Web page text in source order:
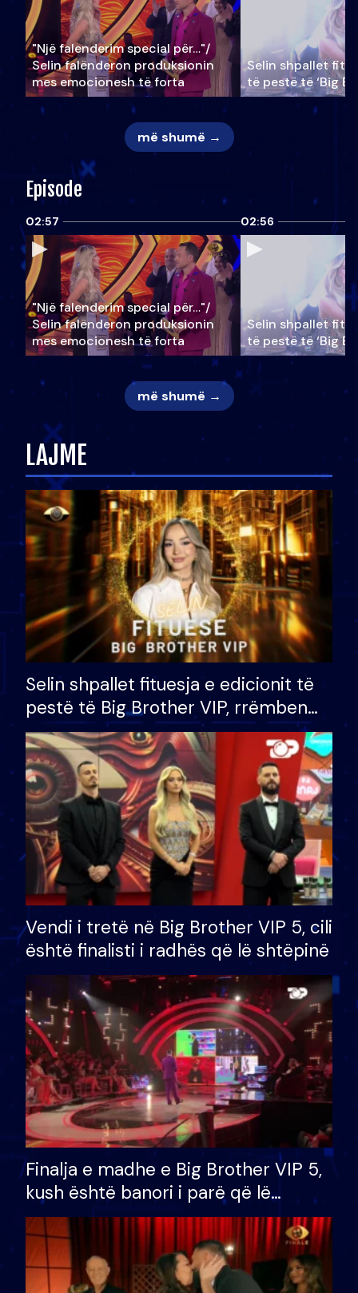
"Një falenderim special për…"/
Selin falënderon produksionin
mes emocionesh të forta
Selin shpallet
të pestë të ‘Big
më shumë →
Episode
02:57
"Një falenderim special për…"/
Selin falënderon produksionin
mes emocionesh të forta
02:56
Selin shpallet
të pestë të ‘Big
më shumë →
LAJME
Selin shpallet fituesja e edicionit të
pestë të Big Brother VIP, rrëmben
çmimin e madh prej 100 mijë eurosh
Vendi i tretë në Big Brother VIP 5, cili
është finalisti i radhës që lë shtëpinë
Finalja e madhe e Big Brother VIP 5,
kush është banori i parë që lë
shtëpinë dhe humb mundësinë për
të fituar çmimin e madh